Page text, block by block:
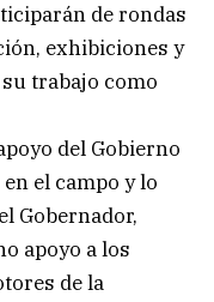
de rondas
exhibiciones y
trabajo como
del Gobierno
el campo y lo
Gobernador,
apoyo a los
de la